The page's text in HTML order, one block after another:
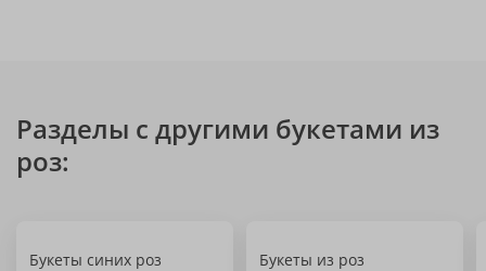
Разделы с другими букетами из
роз:
Букеты синих роз Букеты из роз